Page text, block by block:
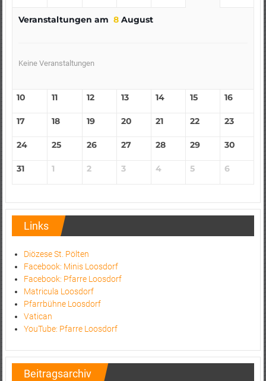
Veranstaltungen am 8August
Keine Veranstaltungen
10 11 12 13 14 15 16
17 18 19 20 21 22 23
24 25 26 27 28 29 30
31 1 2 3 4 5 6
Links
Diözese St. Pölten
Facebook: Minis Loosdorf
Facebook: Pfarre Loosdorf
Matricula Loosdorf
Pfarrbühne Loosdorf
Vatican
YouTube: Pfarre Loosdorf
Beitragsarchiv